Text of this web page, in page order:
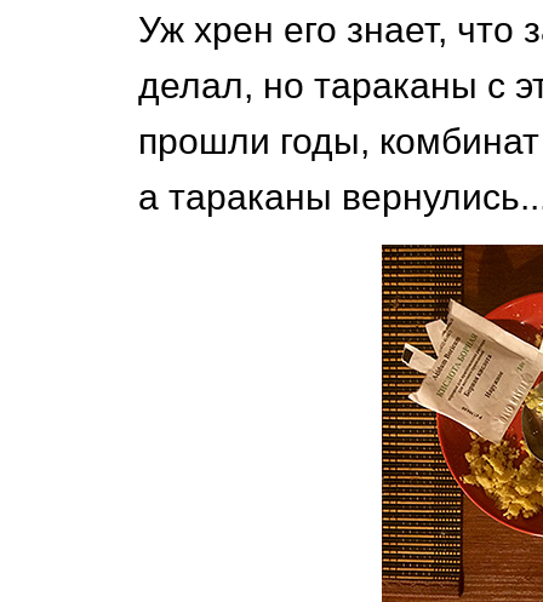
Уж хрен его знает,
делал, но тараканы с
прошли годы,
а тараканы